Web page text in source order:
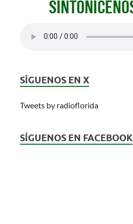
SÍGUENOS EN X
Tweets by radioflorida
SÍGUENOS EN FACEBOOK